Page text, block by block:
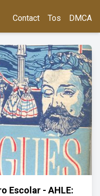
Contact Tos DMCA
Escolar - AHLE: